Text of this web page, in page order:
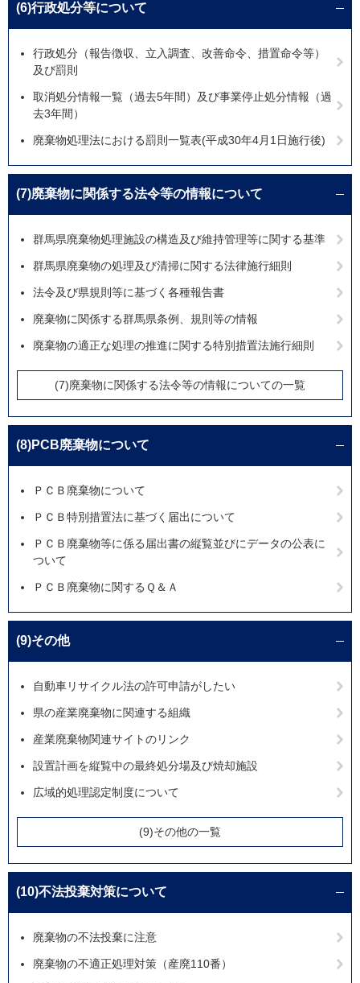
(6)行政処分等について
行政処分（報告徴収、立入調査、改善命令、措置命令等）
及び罰則
取消処分情報一覧（過去5年間）及び事業停止処分情報（過
去3年間）
廃棄物処理法における罰則一覧表(平成30年4月1日施行後)
(7)廃棄物に関係する法令等の情報について
群馬県廃棄物処理施設の構造及び維持管理等に関する基準
群馬県廃棄物の処理及び清掃に関する法律施行細則
法令及び県規則等に基づく各種報告書
廃棄物に関係する群馬県条例、規則等の情報
廃棄物の適正な処理の推進に関する特別措置法施行細則
(7)廃棄物に関係する法令等の情報についての一覧
(8)PCB廃棄物について
ＰＣＢ廃棄物について
ＰＣＢ特別措置法に基づく届出について
ＰＣＢ廃棄物等に係る届出書の縦覧並びにデータの公表に
ついて
ＰＣＢ廃棄物に関するＱ＆Ａ
(9)その他
自動車リサイクル法の許可申請がしたい
県の産業廃棄物に関連する組織
産業廃棄物関連サイトのリンク
設置計画を縦覧中の最終処分場及び焼却施設
広域的処理認定制度について
(9)その他の一覧
(10)不法投棄対策について
廃棄物の不法投棄に注意
廃棄物の不適正処理対策（産廃110番）